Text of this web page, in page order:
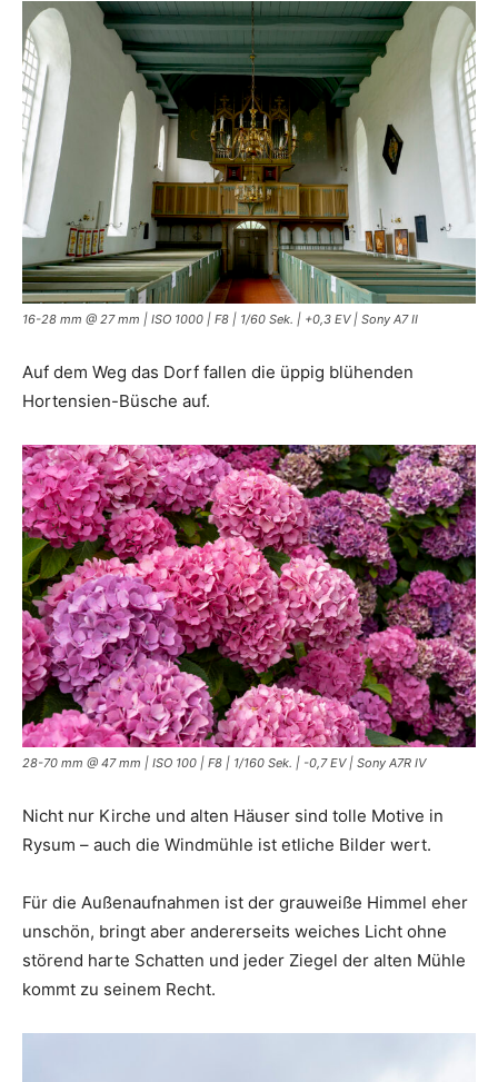
16-28 mm @ 27 mm | ISO 1000 | F8 | 1/60 Sek. | +0,3 EV | Sony A7 II
Auf dem Weg das Dorf fallen die üppig blühenden
Hortensien-Büsche auf.
28-70 mm @ 47 mm | ISO 100 | F8 | 1/160 Sek. | -0,7 EV | Sony A7R IV
Nicht nur Kirche und alten Häuser sind tolle Motive in
Rysum – auch die Windmühle ist etliche Bilder wert.
Für die Außenaufnahmen ist der grauweiße Himmel eher
unschön, bringt aber andererseits weiches Licht ohne
störend harte Schatten und jeder Ziegel der alten Mühle
kommt zu seinem Recht.